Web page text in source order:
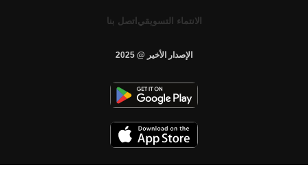
الانتماء التسويقي اتصل بنا
الإصدار الأخير @ 2025